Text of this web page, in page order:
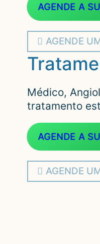
AGENDE A
AGENDE
Médico,
tratamento
AGENDE A
AGENDE